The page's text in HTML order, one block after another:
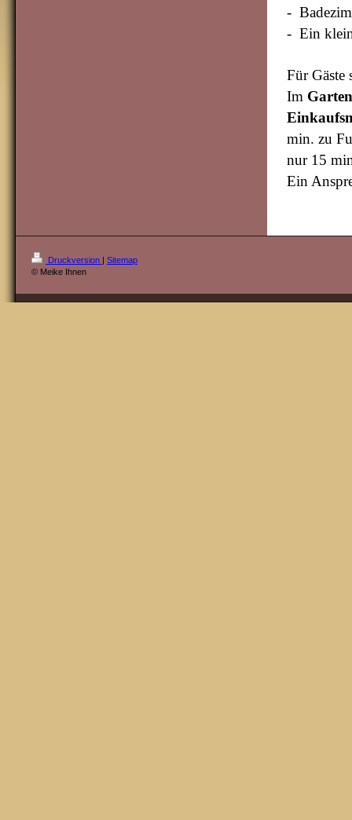
-
- Ein
Für Gäste
Im Garten
min. zu
nur 15
Ein
Druckversion | Sitemap
© Meike Ihnen